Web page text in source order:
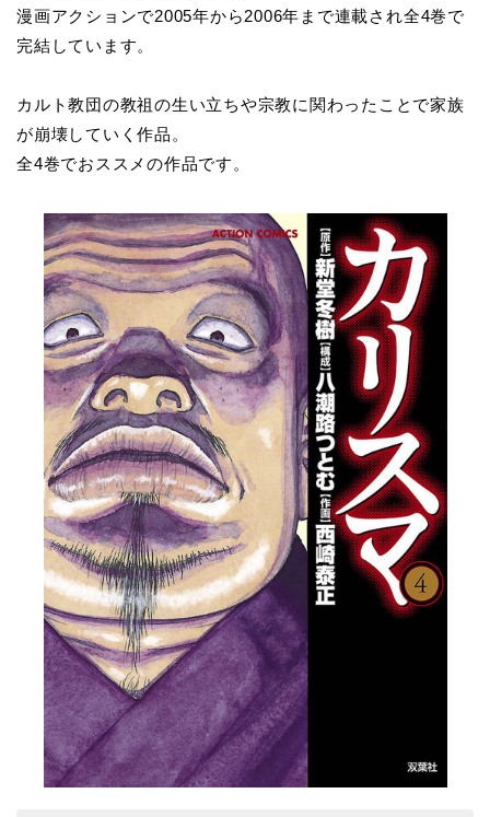
漫画アクションで2005年から2006年まで連載され全4巻で
完結しています。
カルト教団の教祖の生い立ちや宗教に関わったことで家族
が崩壊していく作品。
全4巻でおススメの作品です。